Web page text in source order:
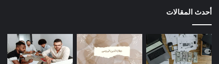
أحدث المقالات